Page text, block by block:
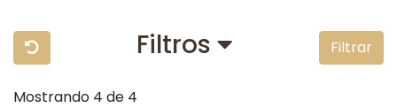
Filtros Filtrar
Mostrando 4 de 4